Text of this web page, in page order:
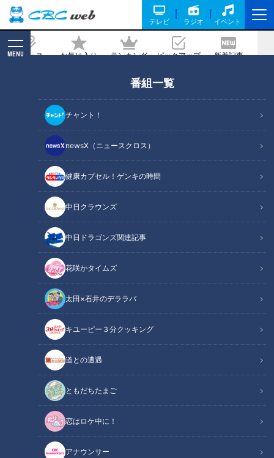
テレビ ラジオ イベント
ニュース お気に入り ランキング ピックアップ 新着記事
MENU
番組一覧
チャント！
newsX（ニュースクロス）
健康カプセル！ゲンキの時間
中日クラウンズ
中日ドラゴンズ関連記事
花咲かタイムズ
太田×石井のデララバ
キユーピー３分クッキング
道との遭遇
ともだちたまご
恋はロケ中に！
アナウンサー
せ。中日OB・吉見一起が提言
2026/05/26 06:03
RadiChubu（ラジチューブ）
若狭敬一のスポ音
元中日ドラゴンズ投手の吉見一起さんが、5月23日放送のＣＢ
Ｃラジオ『若狭敬一のスポ音』に出演。試合中に不調の場合、
どうしたらいいかを熱く語りました。現役時代、不調の解消に
試行錯誤した吉見さん。引退後に行きついた答えを若狭敬一ア
ナウンサーが尋ねます。
関連リンク この記事をradiko（ラジコ）で聴く
いろいろやってみる
いつの間にか直る
のっている投手